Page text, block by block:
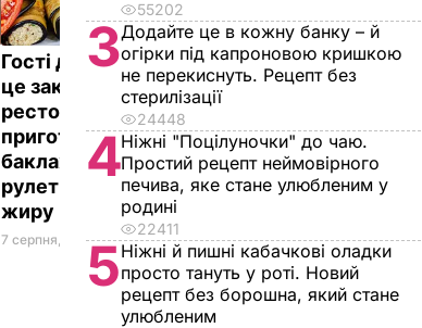
Гості думають, що
це закуска з
ресторану. Як
приготувати ніжні
баклажанні
рулетики без зайвого
жиру
7 серпня, 20.16БУЛЬВАР
"Нічого нав'язувати
не буду". Драпатий
професію обрав його
син
7 серпня, 19.28БУЛЬВАР
55202
3Додайте це в кожну банку – й
огірки під капроновою кришкою
не перекиснуть. Рецепт без
стерилізації
24448
4Ніжні "Поцілуночки" до чаю.
Простий рецепт неймовірного
печива, яке стане улюбленим у
родині
22411
5Ніжні й пишні кабачкові оладки
просто тануть у роті. Новий
рецепт без борошна, який стане
улюбленим